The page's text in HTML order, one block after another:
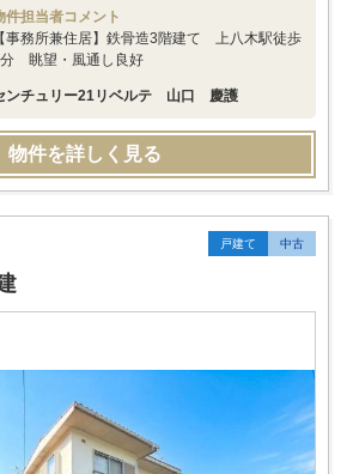
件担当者コメント
【事務所兼住居】鉄骨造3階建て 上八木駅徒歩
眺望・風通し良好
ンチュリー21リベルテ 山口 慶護
物件を詳しく見る
戸建て 中古